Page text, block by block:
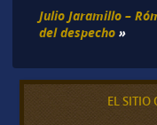
Julio Jaramillo –
del despecho »
EL SITIO